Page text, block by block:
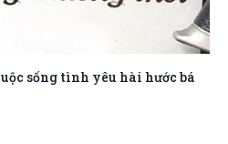
sống tình yêu hài hước bá